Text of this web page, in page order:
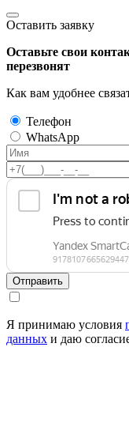
Оставить заявку
Оставьте свои
перезвонят
Как вам удобнее
Телефон
WhatsApp
Отправить
Я принимаю условия
данных и даю